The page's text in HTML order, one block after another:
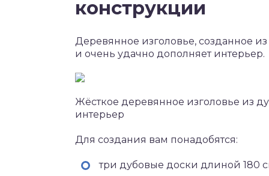
конструкции
Деревянное изголовье, созданное
и очень удачно дополняет интерьер.
Жёсткое деревянное изголовье из
интерьер
Для создания вам понадобятся:
три дубовые доски длиной 180